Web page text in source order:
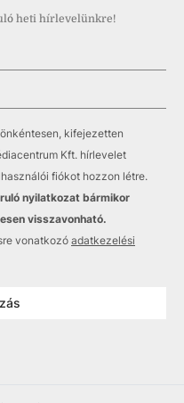
heti hírlevelünkre!
kifejezetten
Kft. hírlevelet
fiókot hozzon létre.
nyilatkozat bármikor
visszavonható.
vonatkozó adatkezelési